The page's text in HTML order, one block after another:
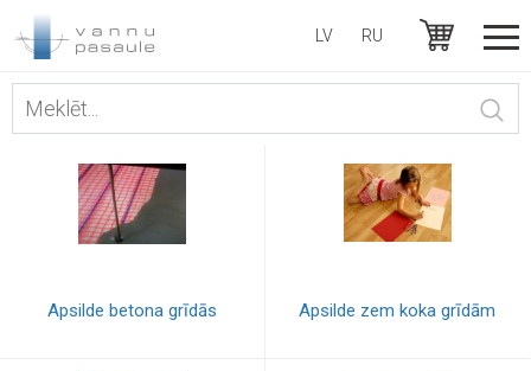
LV RU
Apsilde betona grīdās Apsilde zem koka grīdām